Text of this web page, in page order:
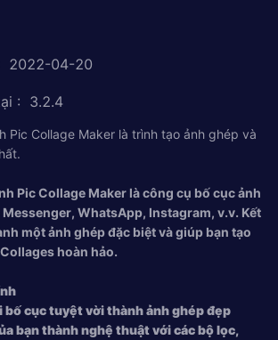
2022-04-20
: 3.2.4
Pic Collage Maker là trình tạo ảnh ghép và
Pic Collage Maker là công cụ bố cục ảnh
WhatsApp, Instagram, v.v. Kết
một ảnh ghép đặc biệt và giúp bạn tạo
hoàn hảo.
bố cục tuyệt vời thành ảnh ghép đẹp
bạn thành nghệ thuật với các bộ lọc,